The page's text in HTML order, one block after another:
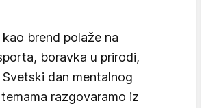
kao brend polaže na
boravka u prirodi,
dan mentalnog
razgovaramo iz